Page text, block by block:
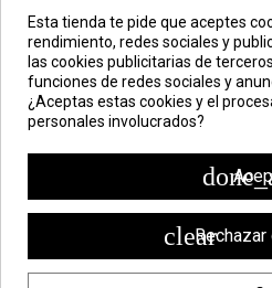
condiciones
Pago seguro
CONTÁCTENOS
CDV - Componentes Diesel Vidal
998 304 695 | 988 338 835
Esta tienda te pide que aceptes
rendimiento, redes sociales y
las cookies publicitarias de
funciones de redes sociales y
¿Aceptas estas cookies y el
personales involucrados?
clear